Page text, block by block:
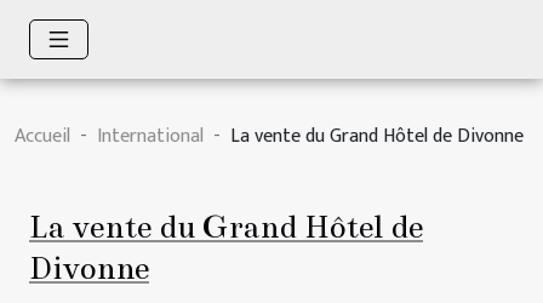
Accueil International La vente du Grand Hôtel de Divonne
La vente du Grand Hôtel de
Divonne